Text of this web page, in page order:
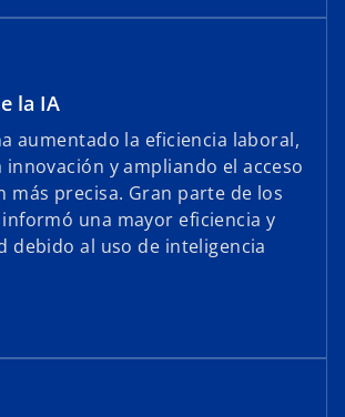
la IA
aumentado la eficiencia laboral,
y ampliando el acceso
más precisa. Gran parte de los
una mayor eficiencia y
debido al uso de inteligencia